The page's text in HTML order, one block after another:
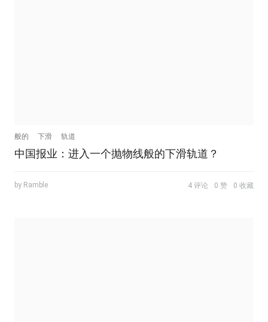
般的 下滑 轨道
中国报业：进入一个抛物线般的下滑轨道？
by Ramble 4 评论 0 赞 0 收藏